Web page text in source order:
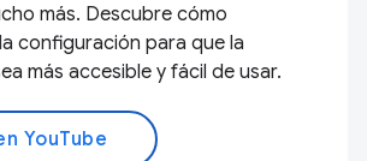
más. Descubre cómo
configuración para que la
más accesible y fácil de usar.
YouTube